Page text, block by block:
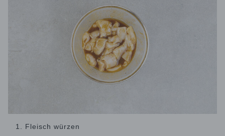
1. Fleisch würzen